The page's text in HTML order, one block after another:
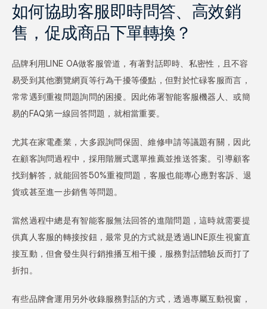
如何協助客服即時問答、高效銷
售，促成商品下單轉換？
品牌利用LINE OA做客服管道，有著對話即時、私密性，且不容
易受到其他瀏覽網頁等行為干擾等優點，但對於忙碌客服而言，
常常遇到重複問題詢問的困擾。因此佈署智能客服機器人、或簡
易的FAQ第一線回答問題，就相當重要。
尤其在家電產業，大多跟詢問保固、維修申請等議題有關，因此
在顧客詢問過程中，採用階層式選單推薦並推送答案。引導顧客
找到解答，就能回答50%重複問題，客服也能專心應對客訴、退
貨或甚至進一步銷售等問題。
當然過程中總是有智能客服無法回答的進階問題，這時就需要提
供真人客服的轉接按鈕，最常見的方式就是透過LINE原生視窗直
接互動，但會發生與行銷推播互相干擾，服務對話體驗反而打了
折扣。
有些品牌會運用另外收錄服務對話的方式，透過專屬互動視窗，